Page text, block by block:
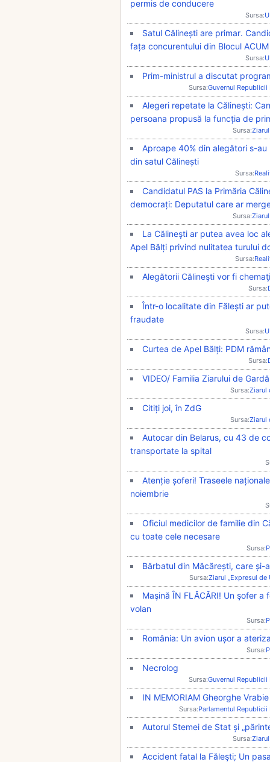
permis de conducere
Sursa:
Satul Călinești are primar.
fața concurentului din Blocul ACUM
Sursa:
Prim-ministrul a discutat
Sursa:Guvernul
Alegeri repetate la Călinești:
persoana propusă la funcția de
Sursa:
Aproape 40% din alegători s-
din satul Călinești
Sursa:
Candidatul PAS la Primăria
democrați: Deputatul care ar
Sursa:
La Călineşti ar putea avea loc
Apel Bălți privind nulitatea turului
Sursa:
Alegătorii Călineşti vor fi
Sursa:
Într-o localitate din Fălești ar
fraudate
Sursa:
Curtea de Apel Bălți: PDM
Sursa:
VIDEO/ Familia Ziarului de
Sursa:Ziarul
Citiți joi, în ZdG
Sursa:Ziarul
Autocar din Belarus, cu 43 de
transportate la spital
Atenție șoferi! Traseele
noiembrie
Oficiul medicilor de familie din
cu toate cele necesare
Sursa:
Bărbatul din Măcărești, care
Sursa:Ziarul „Expresul de
Maşină ÎN FLĂCĂRI! Un şofer
volan
Sursa:
România: Un avion ușor a
Sursa:
Necrolog
Sursa:Guvernul
IN MEMORIAM Gheorghe Vrabie
Sursa:Parlamentul
Autorul Stemei de Stat și
Sursa:
Accident fatal la Făleşti; Un